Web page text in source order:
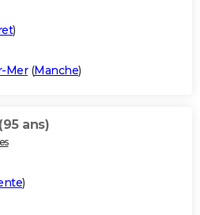
)
Mer(Manche)
(95 ans)
)